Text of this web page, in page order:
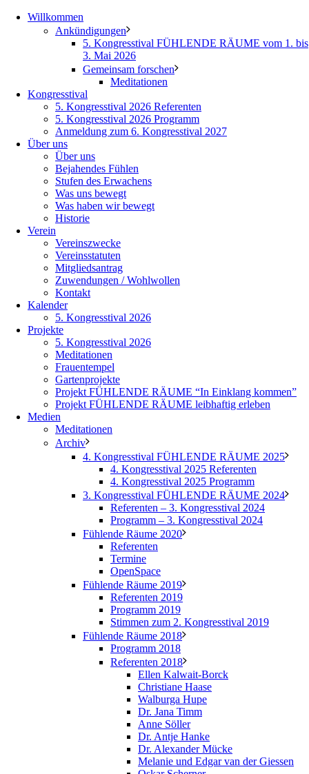
Willkommen
Ankündigungen
5. Kongresstival FÜHLENDE RÄUME vom 1. bis
3. Mai 2026
Gemeinsam forschen
Meditationen
Kongresstival
5. Kongresstival 2026 Referenten
5. Kongresstival 2026 Programm
Anmeldung zum 6. Kongresstival 2027
Über uns
Über uns
Bejahendes Fühlen
Stufen des Erwachens
Was uns bewegt
Was haben wir bewegt
Historie
Verein
Vereinszwecke
Vereinsstatuten
Mitgliedsantrag
Zuwendungen / Wohlwollen
Kontakt
Kalender
5. Kongresstival 2026
Projekte
5. Kongresstival 2026
Meditationen
Frauentempel
Gartenprojekte
Projekt FÜHLENDE RÄUME “In Einklang kommen”
Projekt FÜHLENDE RÄUME leibhaftig erleben
Medien
Meditationen
Archiv
4. Kongresstival FÜHLENDE RÄUME 2025
4. Kongresstival 2025 Referenten
4. Kongresstival 2025 Programm
3. Kongresstival FÜHLENDE RÄUME 2024
Referenten – 3. Kongresstival 2024
Programm – 3. Kongresstival 2024
Fühlende Räume 2020
Referenten
Termine
OpenSpace
Fühlende Räume 2019
Referenten 2019
Programm 2019
Stimmen zum 2. Kongresstival 2019
Fühlende Räume 2018
Programm 2018
Referenten 2018
Ellen Kalwait-Borck
Christiane Haase
Walburga Hupe
Dr. Jana Timm
Anne Söller
Dr. Antje Hanke
Dr. Alexander Mücke
Melanie und Edgar van der Giessen